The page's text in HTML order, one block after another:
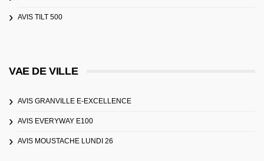
AVIS TILT 500
VAE DE VILLE
AVIS GRANVILLE E-EXCELLENCE
AVIS EVERYWAY E100
AVIS MOUSTACHE LUNDI 26